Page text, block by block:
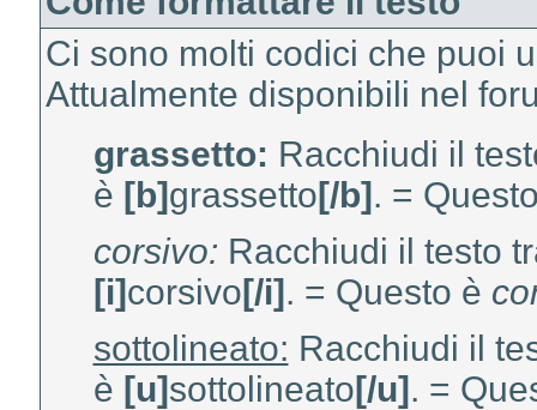
Ci sono molti codici che puoi
Attualmente disponibili nel
grassetto: Racchiudi il
è [b]grassetto[/b]. =
corsivo: Racchiudi il testo
[i]corsivo[/i]. = Questo è
sottolineato: Racchiudi il
è [u]sottolineato[/u]. =